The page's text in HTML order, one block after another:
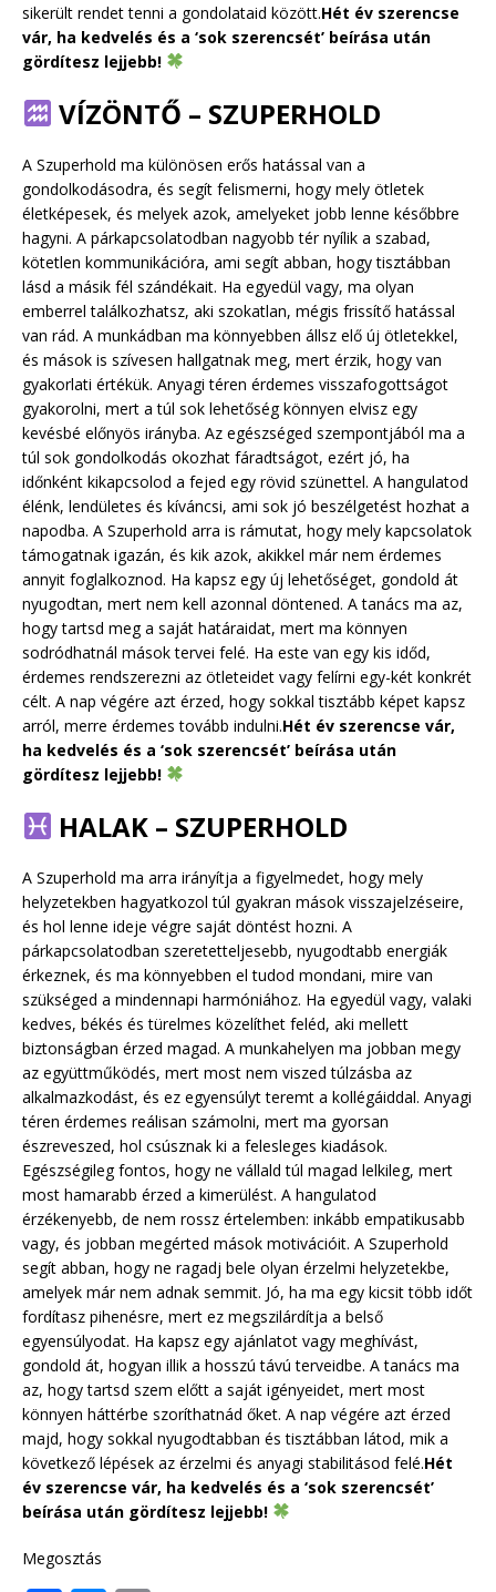
sikerült rendet tenni a gondolataid között.Hét év szerencse
vár, ha kedvelés és a ‘sok szerencsét’ beírása után
gördítesz lejjebb!
VÍZÖNTŐ – SZUPERHOLD
A Szuperhold ma különösen erős hatással van a
gondolkodásodra, és segít felismerni, hogy mely ötletek
életképesek, és melyek azok, amelyeket jobb lenne későbbre
hagyni. A párkapcsolatodban nagyobb tér nyílik a szabad,
kötetlen kommunikációra, ami segít abban, hogy tisztábban
lásd a másik fél szándékait. Ha egyedül vagy, ma olyan
emberrel találkozhatsz, aki szokatlan, mégis frissítő hatással
van rád. A munkádban ma könnyebben állsz elő új ötletekkel,
és mások is szívesen hallgatnak meg, mert érzik, hogy van
gyakorlati értékük. Anyagi téren érdemes visszafogottságot
gyakorolni, mert a túl sok lehetőség könnyen elvisz egy
kevésbé előnyös irányba. Az egészséged szempontjából ma a
túl sok gondolkodás okozhat fáradtságot, ezért jó, ha
időnként kikapcsolod a fejed egy rövid szünettel. A hangulatod
élénk, lendületes és kíváncsi, ami sok jó beszélgetést hozhat a
napodba. A Szuperhold arra is rámutat, hogy mely kapcsolatok
támogatnak igazán, és kik azok, akikkel már nem érdemes
annyit foglalkoznod. Ha kapsz egy új lehetőséget, gondold át
nyugodtan, mert nem kell azonnal döntened. A tanács ma az,
hogy tartsd meg a saját határaidat, mert ma könnyen
sodródhatnál mások tervei felé. Ha este van egy kis időd,
érdemes rendszerezni az ötleteidet vagy felírni egy-két konkrét
célt. A nap végére azt érzed, hogy sokkal tisztább képet kapsz
arról, merre érdemes tovább indulni.Hét év szerencse vár,
ha kedvelés és a ‘sok szerencsét’ beírása után
gördítesz lejjebb!
HALAK – SZUPERHOLD
A Szuperhold ma arra irányítja a figyelmedet, hogy mely
helyzetekben hagyatkozol túl gyakran mások visszajelzéseire,
és hol lenne ideje végre saját döntést hozni. A
párkapcsolatodban szeretetteljesebb, nyugodtabb energiák
érkeznek, és ma könnyebben el tudod mondani, mire van
szükséged a mindennapi harmóniához. Ha egyedül vagy, valaki
kedves, békés és türelmes közelíthet feléd, aki mellett
biztonságban érzed magad. A munkahelyen ma jobban megy
az együttműködés, mert most nem viszed túlzásba az
alkalmazkodást, és ez egyensúlyt teremt a kollégáiddal. Anyagi
téren érdemes reálisan számolni, mert ma gyorsan
észreveszed, hol csúsznak ki a felesleges kiadások.
Egészségileg fontos, hogy ne vállald túl magad lelkileg, mert
most hamarabb érzed a kimerülést. A hangulatod
érzékenyebb, de nem rossz értelemben: inkább empatikusabb
vagy, és jobban megérted mások motivációit. A Szuperhold
segít abban, hogy ne ragadj bele olyan érzelmi helyzetekbe,
amelyek már nem adnak semmit. Jó, ha ma egy kicsit több időt
fordítasz pihenésre, mert ez megszilárdítja a belső
egyensúlyodat. Ha kapsz egy ajánlatot vagy meghívást,
gondold át, hogyan illik a hosszú távú terveidbe. A tanács ma
az, hogy tartsd szem előtt a saját igényeidet, mert most
könnyen háttérbe szoríthatnád őket. A nap végére azt érzed
majd, hogy sokkal nyugodtabban és tisztábban látod, mik a
következő lépések az érzelmi és anyagi stabilitásod felé.Hét
év szerencse vár, ha kedvelés és a ‘sok szerencsét’
beírása után gördítesz lejjebb!
Megosztás